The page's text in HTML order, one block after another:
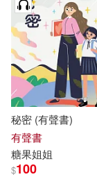
秘密 (有聲書)
有聲書
糖果姐姐
$100